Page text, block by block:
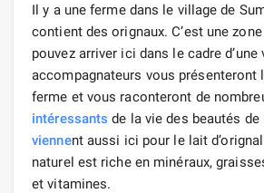
Il y a une ferme dans le village de
contient des orignaux. C’est une
pouvez arriver ici dans le cadre d’une
accompagnateurs vous présenteront
ferme et vous raconteront de
intéressants de la vie des beautés
viennent aussi ici pour le lait
naturel est riche en minéraux,
et vitamines.